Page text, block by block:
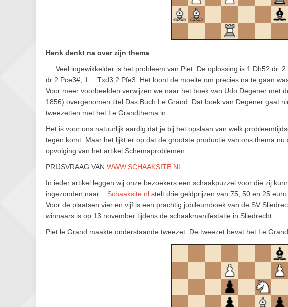
Henk denkt na over zijn thema
Veel ingewikkelder is het probleem van Piet. De oplossing is 1.Dh5?
dr 2.Pce3#, 1… Txd3 2.Pfe3. Het loont de moeite om precies na te gaan
Voor meer voorbeelden verwijzen we naar het boek van Udo Degener met
1856) overgenomen titel Das Buch Le Grand. Dat boek van Degener gaat
tweezetten met het Le Grandthema in.
Het is voor ons natuurlijk aardig dat je bij het opslaan van welk
tegen komt. Maar het lijkt er op dat de grootste productie van ons thema
opvolging van het artikel Schemaproblemen.
PRIJSVRAAG VAN WWW.SCHAAKSITE.NL
In ieder artikel leggen wij onze bezoekers een schaakpuzzel voor die zij
ingezonden naar: . Schaaksite.nl stelt drie geldprijzen van 75, 50 en 25
Voor de plaatsen vier en vijf is een prachtig jubileumboek van de SV
winnaars is op 13 november tijdens de schaakmanifestatie in Sliedrecht.
Piet le Grand maakte onderstaande tweezet. De tweezet bevat het Le